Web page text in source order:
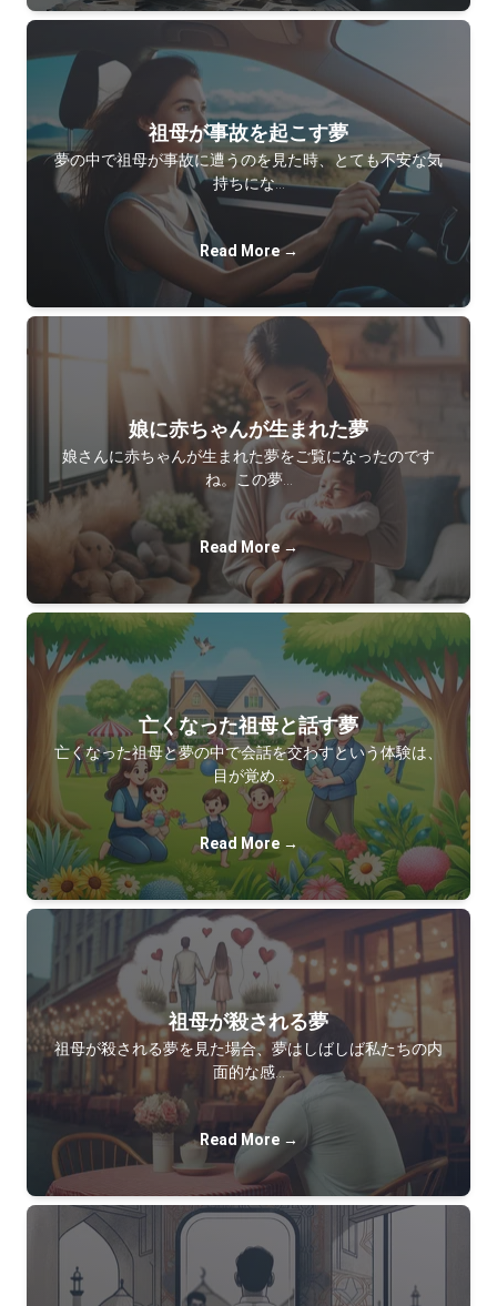
祖母が事故を起こす夢
夢の中で祖母が事故に遭うのを見た時、とても不安な気
持ちにな…
Read More →
娘に赤ちゃんが生まれた夢
娘さんに赤ちゃんが生まれた夢をご覧になったのです
ね。この夢…
Read More →
亡くなった祖母と話す夢
亡くなった祖母と夢の中で会話を交わすという体験は、
目が覚め…
Read More →
祖母が殺される夢
祖母が殺される夢を見た場合、夢はしばしば私たちの内
面的な感…
Read More →